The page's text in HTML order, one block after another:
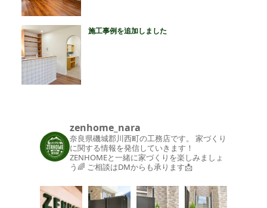
施工事例を追加しました
zenhome_nara
奈良県磯城郡川西町の工務店です。
家づくり
に関する情報を発信していきます！
ZENHOMEと一緒に家づくりを楽しみましょ
う🌈 ご相談はDMからも承ります📩